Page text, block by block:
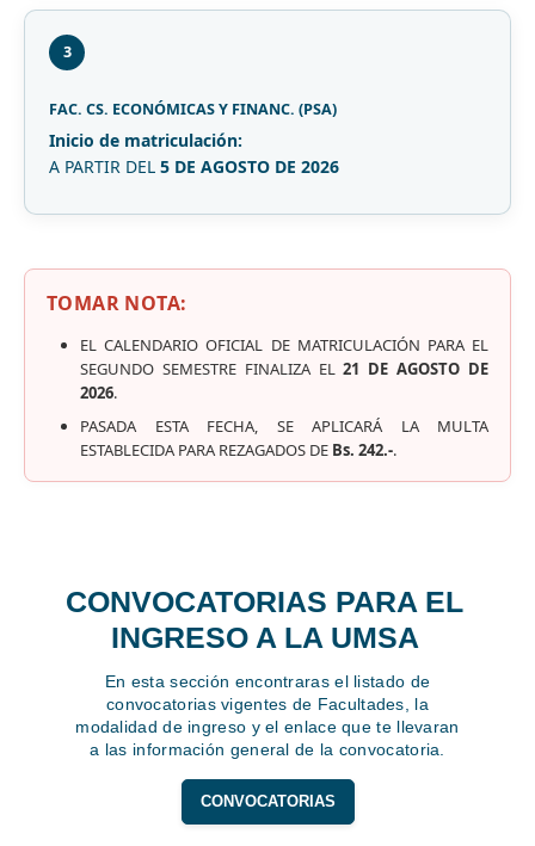
3
FAC. CS. ECONÓMICAS Y FINANC. (PSA)
Inicio de matriculación:
A PARTIR DEL 5 DE AGOSTO DE 2026
TOMAR NOTA:
EL CALENDARIO OFICIAL DE MATRICULACIÓN PARA EL
SEGUNDO SEMESTRE FINALIZA EL21 DE AGOSTO DE
2026.
PASADA ESTA FECHA, SE APLICARÁ LA MULTA
ESTABLECIDA PARA REZAGADOS DE Bs. 242.-.
CONVOCATORIAS PARA EL
INGRESO A LA UMSA
En esta sección encontraras el listado de
convocatorias vigentes de Facultades, la
modalidad de ingreso y el enlace que te llevaran
a las información general de la convocatoria.
CONVOCATORIAS